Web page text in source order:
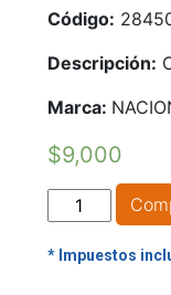
Código:
Descripción:
Marca:
$9,000
CORTAFRIO
N°
8